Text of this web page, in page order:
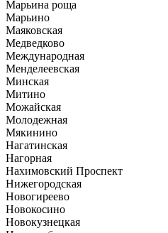
Марьина роща
Марьино
Маяковская
Медведково
Международная
Менделеевская
Минская
Митино
Можайская
Молодежная
Мякинино
Нагатинская
Нагорная
Нахимовский Проспект
Нижегородская
Новогиреево
Новокосино
Новокузнецкая